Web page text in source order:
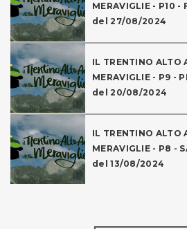
MERAVIGLIE - P10 -
del 27/08/2024
IL TRENTINO ALTO
MERAVIGLIE - P9 -
del 20/08/2024
IL TRENTINO ALTO
MERAVIGLIE - P8 -
del 13/08/2024